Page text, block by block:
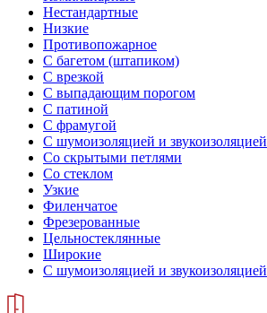
Нестандартные
Низкие
Противопожарное
С багетом (штапиком)
С врезкой
С выпадающим порогом
С патиной
С фрамугой
С шумоизоляцией и звукоизоляцией
Со скрытыми петлями
Со стеклом
Узкие
Филенчатое
Фрезерованные
Цельностеклянные
Широкие
С шумоизоляцией и звукоизоляцией